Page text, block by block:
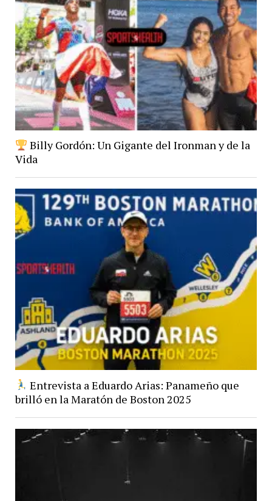
Billy Gordón: Un Gigante del Ironman y de la
Vida
Entrevista a Eduardo Arias: Panameño que
brilló en la Maratón de Boston 2025